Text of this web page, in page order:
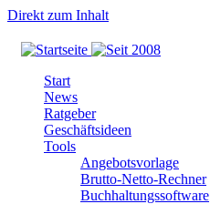
Direkt zum Inhalt
Start
News
Ratgeber
Geschäftsideen
Tools
Angebotsvorlage
Brutto-Netto-Rechner
Buchhaltungssoftware